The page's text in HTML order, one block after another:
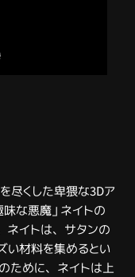
尽くした卑猥な3Dア
な悪魔」ネイトの
ネイトは、サタンの
い材料を集めるとい
ために、ネイトは上